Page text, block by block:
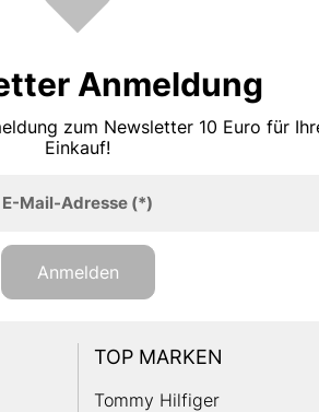
Anmeldung
zum Newsletter 10 Euro für
Einkauf!
E-Mail-Adresse(*)
Anmelden
TOP MARKEN
Tommy Hilfiger